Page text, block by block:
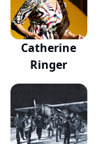
Catherine
Ringer